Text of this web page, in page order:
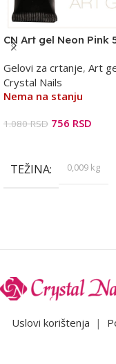
CN Art gel Neon Pink
Gelovi za crtanje, Art
Crystal Nails
Nema na stanju
1.080RSD 756 RSD
TEŽINA 0,009 kg
Uslovi korištenja |